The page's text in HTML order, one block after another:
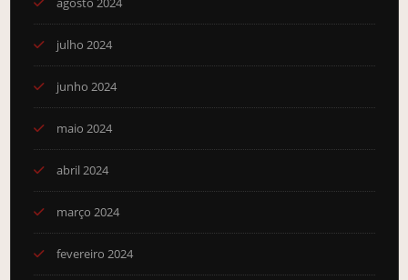
julho 2024
junho 2024
maio 2024
abril 2024
março 2024
fevereiro 2024